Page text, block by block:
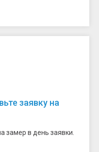
заявку на
замер в день заявки.